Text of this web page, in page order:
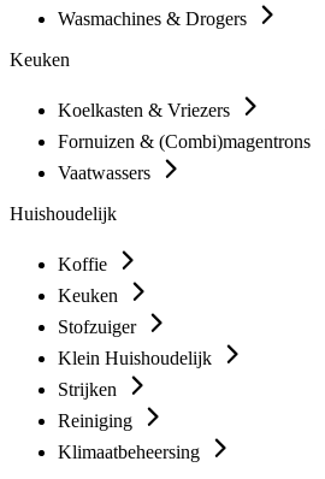
Wasmachines & Drogers
Keuken
Koelkasten & Vriezers
Fornuizen & (Combi)magentrons
Vaatwassers
Huishoudelijk
Koffie
Keuken
Stofzuiger
Klein Huishoudelijk
Strijken
Reiniging
Klimaatbeheersing